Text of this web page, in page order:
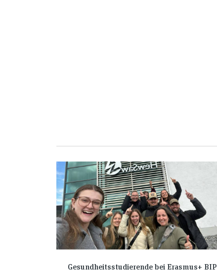
Gesundheitsstudierende bei Erasmus+ BIP